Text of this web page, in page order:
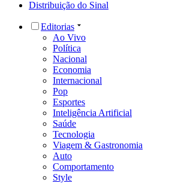
Distribuição do Sinal
Editorias
Ao Vivo
Política
Nacional
Economia
Internacional
Pop
Esportes
Inteligência Artificial
Saúde
Tecnologia
Viagem & Gastronomia
Auto
Comportamento
Style